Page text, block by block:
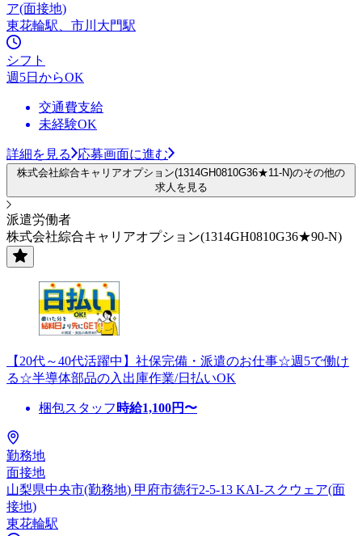
ア(面接地)
東花輪駅、市川大門駅
シフト
週5日からOK
交通費支給
未経験OK
詳細を見る 応募画面に進む
株式会社綜合キャリアオプション(1314GH0810G36★11-N)のその他の
求人を見る
派遣労働者
株式会社綜合キャリアオプション(1314GH0810G36★90-N)
【20代～40代活躍中】社保完備・派遣のお仕事☆週5で働け
る☆半導体部品の入出庫作業/日払いOK
梱包スタッフ 時給1,100円〜
勤務地
面接地
山梨県中央市(勤務地) 甲府市徳行2-5-13 KAI-スクウェア(面
接地)
東花輪駅